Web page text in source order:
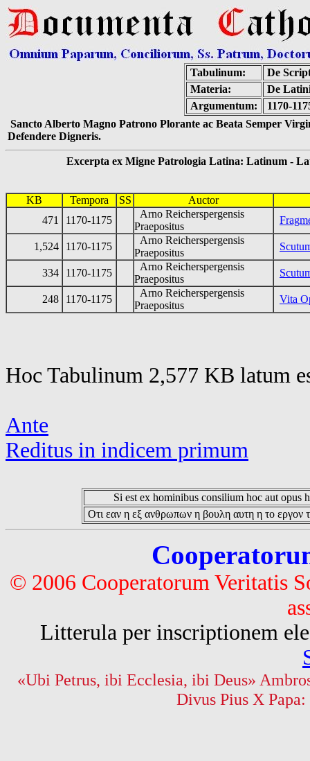
Tabulinum:
De
Materia:
De
Argumentum:
1170-
Sancto Alberto Magno Patrono Plorante ac Beata Semper
Defendere Digneris.
Excerpta ex Migne Patrologia Latina: Latinum -
KB Tempora SS
Auctor
471
1170-1175
Arno Reicherspergensis
Praepositus
1,524 1170-1175
Arno Reicherspergensis
Praepositus
334 1170-1175
Arno Reicherspergensis
Praepositus
248 1170-1175
Arno Reicherspergensis
Praepositus
Vita
Hoc Tabulinum 2,577 KB latum
Ante
Reditus in indicem primum
Si est ex hominibus consilium hoc aut opus
Οτι εαν η εξ ανθρωπων η βουλη αυτη η το εργον
© 2006 Cooperatorum Veritatis
Litterula per inscriptionem
«Ubi Petrus, ibi Ecclesia, ibi Deus»
Divus Pius X Papa: